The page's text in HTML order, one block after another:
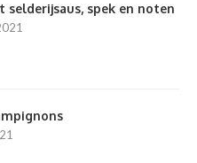
selderijsaus, spek en noten